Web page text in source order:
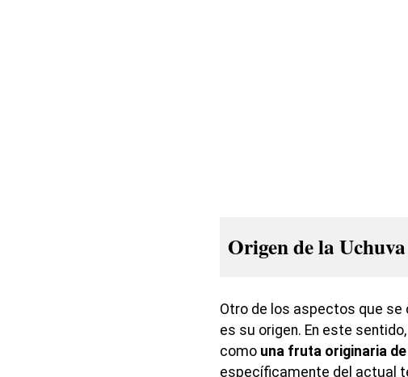
Origen de la Uchuva
Otro de los aspectos que se
es su origen. En este
como una fruta originaria
específicamente del actual